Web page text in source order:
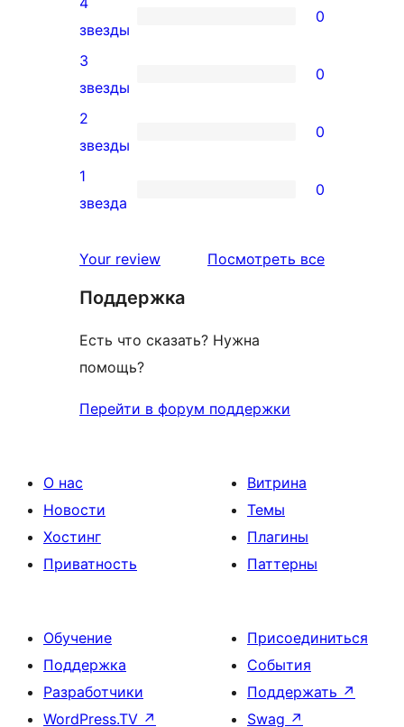
5-
звездный
отзыв
0
4-
звездный
отзыв
звезды
0
0
3-
звездный
отзыв
3
звезды
0
0
2-
звездный
2
звезды
0
0
звездный
1
звезда
0
Your review Посмотреть всеотзывы
Поддержка
Есть что сказать? Нужна
помощь?
Перейти в форум поддержки
О нас
Новости
Хостинг
Приватность
Витрина
Темы
Плагины
Паттерны
Обучение
Поддержка
Разработчики
WordPress.TV ↗
Присоединиться
События
Поддержать ↗
Swag ↗